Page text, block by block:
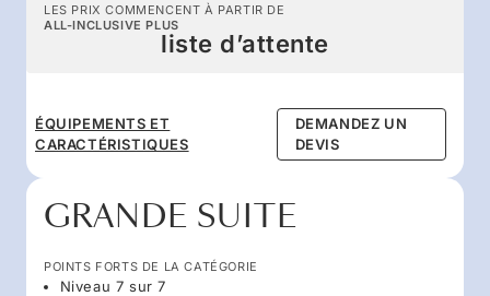
LES PRIX COMMENCENT À PARTIR DE
ALL-INCLUSIVE PLUS
liste d’attente
ÉQUIPEMENTS ET
CARACTÉRISTIQUES
DEMANDEZ UN
DEVIS
GRANDE SUITE
POINTS FORTS DE LA CATÉGORIE
Niveau 7 sur 7